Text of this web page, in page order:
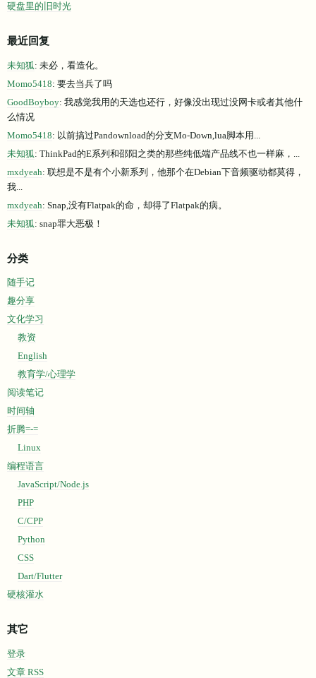
硬盘里的旧时光
最近回复
未知狐: 未必，看造化。
Momo5418: 要去当兵了吗
GoodBoyboy: 我感觉我用的天选也还行，好像没出现过没网卡或者其他什
么情况
Momo5418: 以前搞过Pandownload的分支Mo-Down,lua脚本用...
未知狐: ThinkPad的E系列和邵阳之类的那些纯低端产品线不也一样麻，...
mxdyeah: 联想是不是有个小新系列，他那个在Debian下音频驱动都莫得，
我...
mxdyeah: Snap,没有Flatpak的命，却得了Flatpak的病。
未知狐: snap罪大恶极！
分类
随手记
趣分享
文化学习
教资
English
教育学/心理学
阅读笔记
时间轴
折腾=-=
Linux
编程语言
JavaScript/Node.js
PHP
C/CPP
Python
CSS
Dart/Flutter
硬核灌水
其它
登录
文章 RSS